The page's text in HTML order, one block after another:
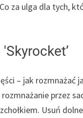
za ulga dla tych,
– jak rozmnażać
przez
Usuń